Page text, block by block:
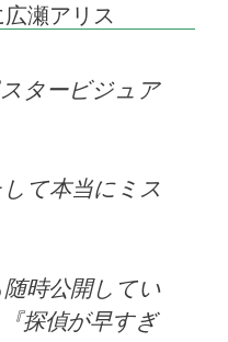
瀬アリス
タービジュア
て本当にミス
時公開してい
探偵が早すぎ